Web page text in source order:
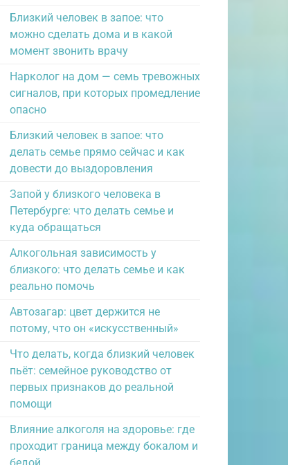
Близкий человек в запое: что
можно сделать дома и в какой
момент звонить врачу
Нарколог на дом — семь тревожных
сигналов, при которых промедление
опасно
Близкий человек в запое: что
делать семье прямо сейчас и как
довести до выздоровления
Запой у близкого человека в
Петербурге: что делать семье и
куда обращаться
Алкогольная зависимость у
близкого: что делать семье и как
реально помочь
Автозагар: цвет держится не
потому, что он «искусственный»
Что делать, когда близкий человек
пьёт: семейное руководство от
первых признаков до реальной
помощи
Влияние алкоголя на здоровье: где
проходит граница между бокалом и